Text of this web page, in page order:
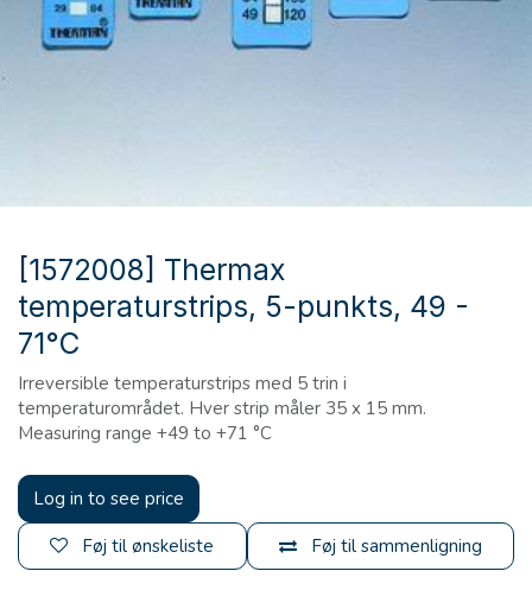
[1572008] Thermax
temperaturstrips, 5-punkts, 49 -
71°C
Irreversible temperaturstrips med 5 trin i
temperaturområdet. Hver strip måler 35 x 15 mm.
Measuring range +49 to +71 °C
Log in to see price
Føj til sammenligning
Føj til ønskeliste